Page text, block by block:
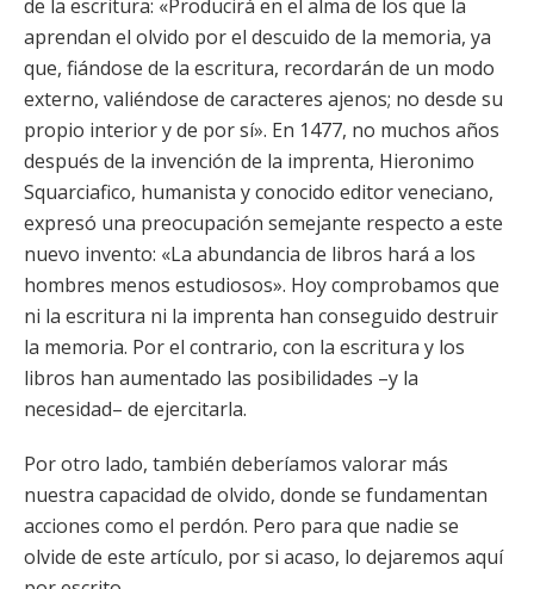
de la escritura: «Producirá en el alma de los que la
aprendan el olvido por el descuido de la memoria, ya
que, fiándose de la escritura, recordarán de un modo
externo, valiéndose de caracteres ajenos; no desde su
propio interior y de por sí». En 1477, no muchos años
después de la invención de la imprenta, Hieronimo
Squarciafico, humanista y conocido editor veneciano,
expresó una preocupación semejante respecto a este
nuevo invento: «La abundancia de libros hará a los
hombres menos estudiosos». Hoy comprobamos que
ni la escritura ni la imprenta han conseguido destruir
la memoria. Por el contrario, con la escritura y los
libros han aumentado las posibilidades –y la
necesidad– de ejercitarla.
Por otro lado, también deberíamos valorar más
nuestra capacidad de olvido, donde se fundamentan
acciones como el perdón. Pero para que nadie se
olvide de este artículo, por si acaso, lo dejaremos aquí